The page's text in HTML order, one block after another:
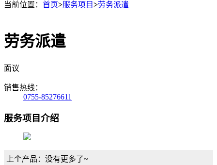
当前位置： 首页>服务项目>劳务派遣
劳务派遣
面议
销售热线：
0755-85276611
服务项目介绍
上个产品：没有更多了~